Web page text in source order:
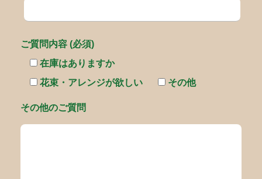
ご質問内容 (必須)
在庫はありますか
花束・アレンジが欲しい
その他
その他のご質問